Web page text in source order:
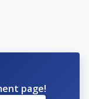
page!